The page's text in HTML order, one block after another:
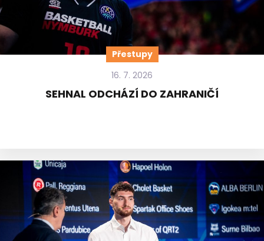
Přestupy
16. 7. 2026
SEHNAL ODCHÁZÍ DO ZAHRANIČÍ